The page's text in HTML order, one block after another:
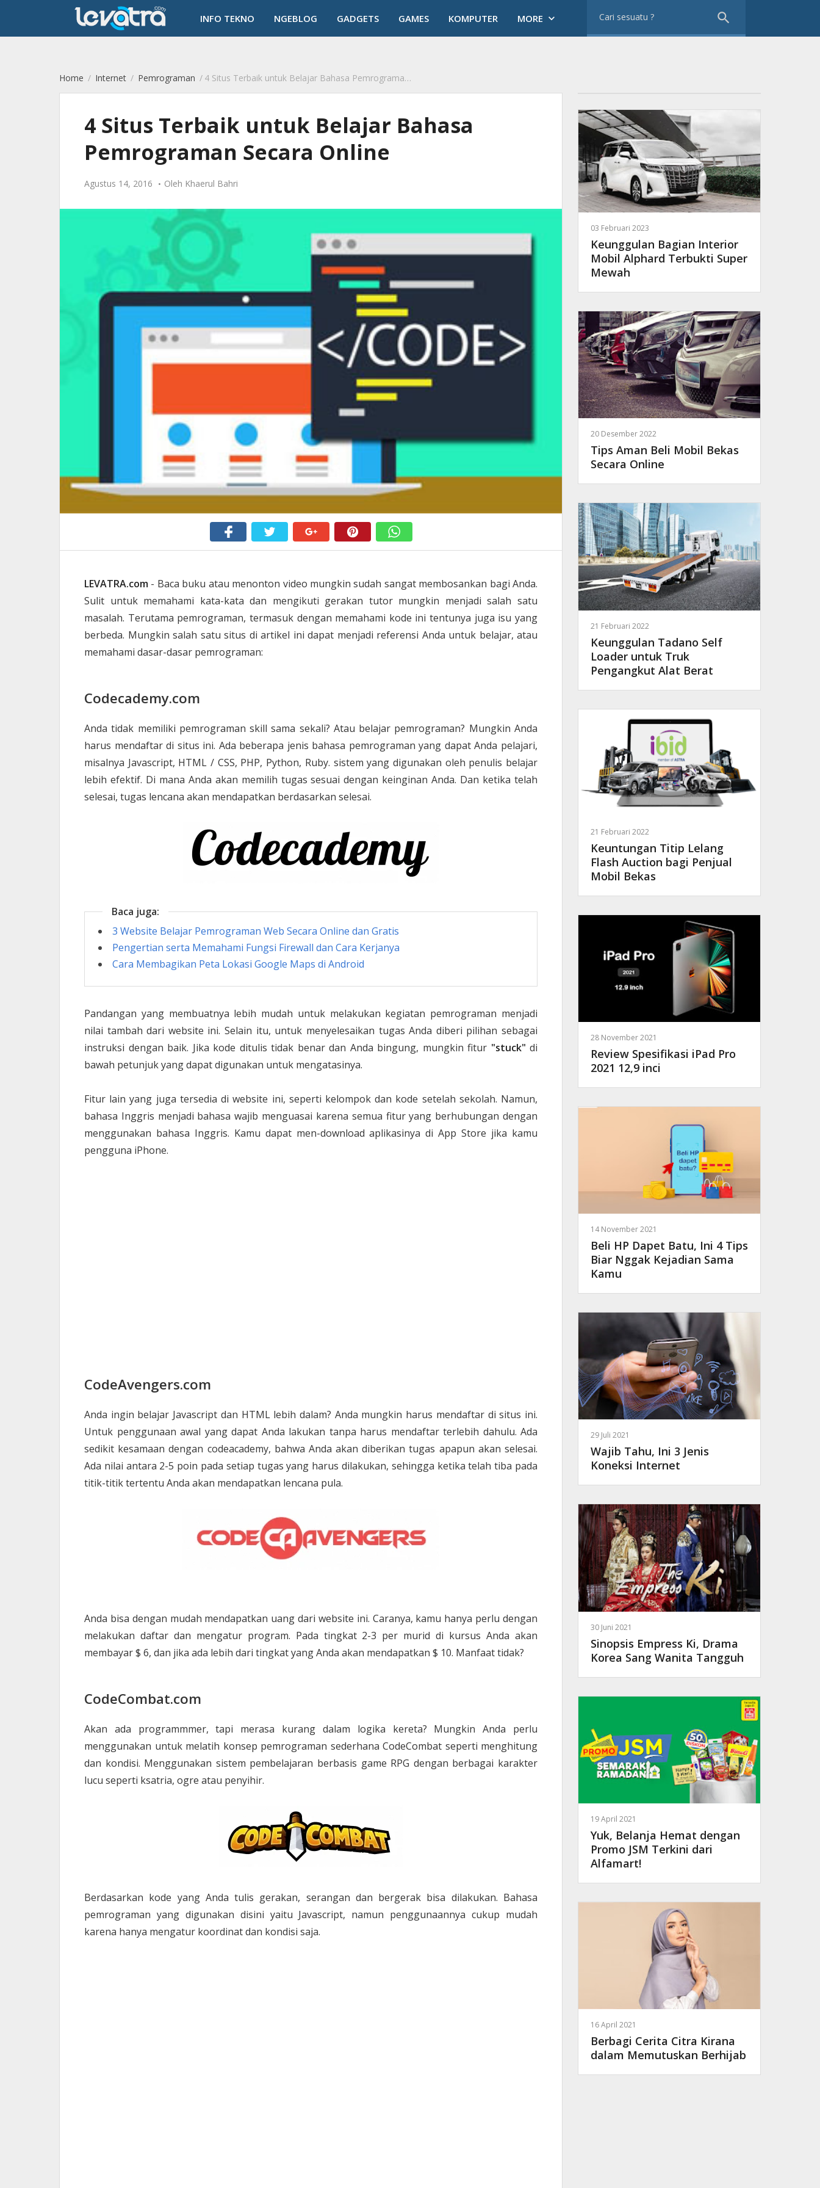
INFO TEKNO NGEBLOG GADGETS GAMES KOMPUTER MORE keyboard_arrow_down search
Home / Internet / Pemrograman / 4 Situs Terbaik untuk Belajar Bahasa Pemrograman Secara Online
4 Situs Terbaik untuk Belajar Bahasa
Pemrograman Secara Online
Agustus 14, 2016 Oleh Khaerul Bahri
LEVATRA.com - Baca buku atau menonton video mungkin sudah sangat membosankan bagi Anda.
Sulit untuk memahami kata-kata dan mengikuti gerakan tutor mungkin menjadi salah satu
masalah. Terutama pemrograman, termasuk dengan memahami kode ini tentunya juga isu yang
berbeda. Mungkin salah satu situs di artikel ini dapat menjadi referensi Anda untuk belajar, atau
memahami dasar-dasar pemrograman:
Codecademy.com
Anda tidak memiliki pemrograman skill sama sekali? Atau belajar pemrograman? Mungkin Anda
harus mendaftar di situs ini. Ada beberapa jenis bahasa pemrograman yang dapat Anda pelajari,
misalnya Javascript, HTML / CSS, PHP, Python, Ruby. sistem yang digunakan oleh penulis belajar
lebih efektif. Di mana Anda akan memilih tugas sesuai dengan keinginan Anda. Dan ketika telah
selesai, tugas lencana akan mendapatkan berdasarkan selesai.
Baca juga:
3 Website Belajar Pemrograman Web Secara Online dan Gratis
Pengertian serta Memahami Fungsi Firewall dan Cara Kerjanya
Cara Membagikan Peta Lokasi Google Maps di Android
Pandangan yang membuatnya lebih mudah untuk melakukan kegiatan pemrograman menjadi
nilai tambah dari website ini. Selain itu, untuk menyelesaikan tugas Anda diberi pilihan sebagai
instruksi dengan baik. Jika kode ditulis tidak benar dan Anda bingung, mungkin fitur "stuck" di
bawah petunjuk yang dapat digunakan untuk mengatasinya.
Fitur lain yang juga tersedia di website ini, seperti kelompok dan kode setelah sekolah. Namun,
bahasa Inggris menjadi bahasa wajib menguasai karena semua fitur yang berhubungan dengan
menggunakan bahasa Inggris. Kamu dapat men-download aplikasinya di App Store jika kamu
pengguna iPhone.
CodeAvengers.com
Anda ingin belajar Javascript dan HTML lebih dalam? Anda mungkin harus mendaftar di situs ini.
Untuk penggunaan awal yang dapat Anda lakukan tanpa harus mendaftar terlebih dahulu. Ada
sedikit kesamaan dengan codeacademy, bahwa Anda akan diberikan tugas apapun akan selesai.
Ada nilai antara 2-5 poin pada setiap tugas yang harus dilakukan, sehingga ketika telah tiba pada
titik-titik tertentu Anda akan mendapatkan lencana pula.
Anda bisa dengan mudah mendapatkan uang dari website ini. Caranya, kamu hanya perlu dengan
melakukan daftar dan mengatur program. Pada tingkat 2-3 per murid di kursus Anda akan
membayar $ 6, dan jika ada lebih dari tingkat yang Anda akan mendapatkan $ 10. Manfaat tidak?
CodeCombat.com
Akan ada programmmer, tapi merasa kurang dalam logika kereta? Mungkin Anda perlu
menggunakan untuk melatih konsep pemrograman sederhana CodeCombat seperti menghitung
dan kondisi. Menggunakan sistem pembelajaran berbasis game RPG dengan berbagai karakter
lucu seperti ksatria, ogre atau penyihir.
Berdasarkan kode yang Anda tulis gerakan, serangan dan bergerak bisa dilakukan. Bahasa
pemrograman yang digunakan disini yaitu Javascript, namun penggunaannya cukup mudah
karena hanya mengatur koordinat dan kondisi saja.
03 Februari 2023
Keunggulan Bagian Interior
Mobil Alphard Terbukti Super
Mewah
20 Desember 2022
Tips Aman Beli Mobil Bekas
Secara Online
21 Februari 2022
Keunggulan Tadano Self
Loader untuk Truk
Pengangkut Alat Berat
21 Februari 2022
Keuntungan Titip Lelang
Flash Auction bagi Penjual
Mobil Bekas
28 November 2021
Review Spesifikasi iPad Pro
2021 12,9 inci
14 November 2021
Beli HP Dapet Batu, Ini 4 Tips
Biar Nggak Kejadian Sama
Kamu
29 Juli 2021
Wajib Tahu, Ini 3 Jenis
Koneksi Internet
30 Juni 2021
Sinopsis Empress Ki, Drama
Korea Sang Wanita Tangguh
19 April 2021
Yuk, Belanja Hemat dengan
Promo JSM Terkini dari
Alfamart!
16 April 2021
Berbagi Cerita Citra Kirana
dalam Memutuskan Berhijab